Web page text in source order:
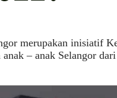
merupakan inisiatif
– anak Selangor